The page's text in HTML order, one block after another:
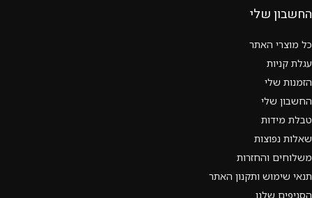
החשבון שלי
כל מוצרי האתר
עגלת קניות
הזמנות שלי
החשבון שלי
טבלת מידות
שאלות נפוצות
משלוחים והחזרות
תנאי שימוש ותקנון האתר
הסניפים שלנו